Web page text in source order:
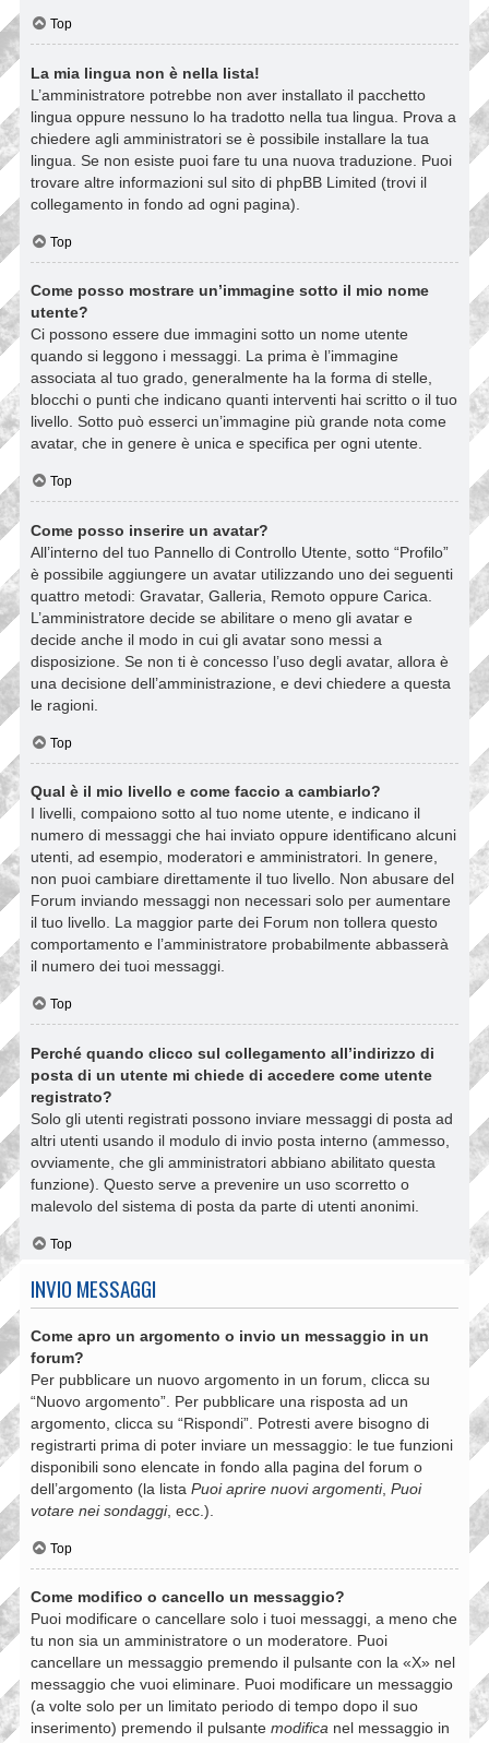
Top
La mia lingua non è nella lista!
L’amministratore potrebbe non aver installato il pacchetto
lingua oppure nessuno lo ha tradotto nella tua lingua. Prova a
chiedere agli amministratori se è possibile installare la tua
lingua. Se non esiste puoi fare tu una nuova traduzione. Puoi
trovare altre informazioni sul sito di phpBB Limited (trovi il
collegamento in fondo ad ogni pagina).
Top
Come posso mostrare un’immagine sotto il mio nome
utente?
Ci possono essere due immagini sotto un nome utente
quando si leggono i messaggi. La prima è l’immagine
associata al tuo grado, generalmente ha la forma di stelle,
blocchi o punti che indicano quanti interventi hai scritto o il tuo
livello. Sotto può esserci un’immagine più grande nota come
avatar, che in genere è unica e specifica per ogni utente.
Top
Come posso inserire un avatar?
All’interno del tuo Pannello di Controllo Utente, sotto “Profilo”
è possibile aggiungere un avatar utilizzando uno dei seguenti
quattro metodi: Gravatar, Galleria, Remoto oppure Carica.
L’amministratore decide se abilitare o meno gli avatar e
decide anche il modo in cui gli avatar sono messi a
disposizione. Se non ti è concesso l’uso degli avatar, allora è
una decisione dell’amministrazione, e devi chiedere a questa
le ragioni.
Top
Qual è il mio livello e come faccio a cambiarlo?
I livelli, compaiono sotto al tuo nome utente, e indicano il
numero di messaggi che hai inviato oppure identificano alcuni
utenti, ad esempio, moderatori e amministratori. In genere,
non puoi cambiare direttamente il tuo livello. Non abusare del
Forum inviando messaggi non necessari solo per aumentare
il tuo livello. La maggior parte dei Forum non tollera questo
comportamento e l’amministratore probabilmente abbasserà
il numero dei tuoi messaggi.
Top
Perché quando clicco sul collegamento all’indirizzo di
posta di un utente mi chiede di accedere come utente
registrato?
Solo gli utenti registrati possono inviare messaggi di posta ad
altri utenti usando il modulo di invio posta interno (ammesso,
ovviamente, che gli amministratori abbiano abilitato questa
funzione). Questo serve a prevenire un uso scorretto o
malevolo del sistema di posta da parte di utenti anonimi.
Top
INVIO MESSAGGI
Come apro un argomento o invio un messaggio in un
forum?
Per pubblicare un nuovo argomento in un forum, clicca su
“Nuovo argomento”. Per pubblicare una risposta ad un
argomento, clicca su “Rispondi”. Potresti avere bisogno di
registrarti prima di poter inviare un messaggio: le tue funzioni
disponibili sono elencate in fondo alla pagina del forum o
dell’argomento (la lista Puoi aprire nuovi argomenti, Puoi
votare nei sondaggi, ecc.).
Top
Come modifico o cancello un messaggio?
Puoi modificare o cancellare solo i tuoi messaggi, a meno che
tu non sia un amministratore o un moderatore. Puoi
cancellare un messaggio premendo il pulsante con la «X» nel
messaggio che vuoi eliminare. Puoi modificare un messaggio
(a volte solo per un limitato periodo di tempo dopo il suo
inserimento) premendo il pulsante modifica nel messaggio in